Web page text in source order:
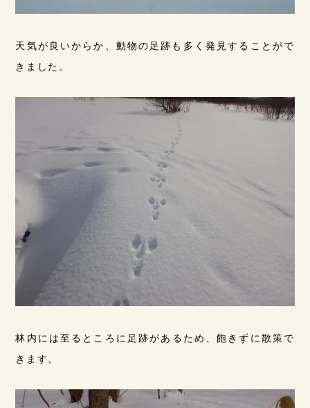
天気が良いからか、動物の足跡も多く発見することがで
きました。
林内には至るところに足跡があるため、飽きずに散策で
きます。